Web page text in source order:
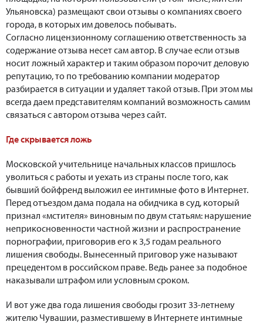
Ульяновска) размещают свои отзывы о компаниях своего
города, в которых им довелось побывать.
Согласно лицензионному соглашению ответственность за
содержание отзыва несет сам автор. В случае если отзыв
носит ложный характер и таким образом порочит деловую
репутацию, то по требованию компании модератор
разбирается в ситуации и удаляет такой отзыв. При этом мы
всегда даем представителям компаний возможность самим
связаться с автором отзыва через сайт.
Где скрывается ложь
Московской учительнице начальных классов пришлось
уволиться с работы и уехать из страны после того, как
бывший бойфренд выложил ее интимные фото в Интернет.
Перед отъездом дама подала на обидчика в суд, который
признал «мстителя» виновным по двум статьям: нарушение
неприкосновенности частной жизни и распространение
порнографии, приговорив его к 3,5 годам реального
лишения свободы. Вынесенный приговор уже называют
прецедентом в российском праве. Ведь ранее за подобное
наказывали штрафом или условным сроком.
И вот уже два года лишения свободы грозит 33-летнему
жителю Чувашии, разместившему в Интернете интимные